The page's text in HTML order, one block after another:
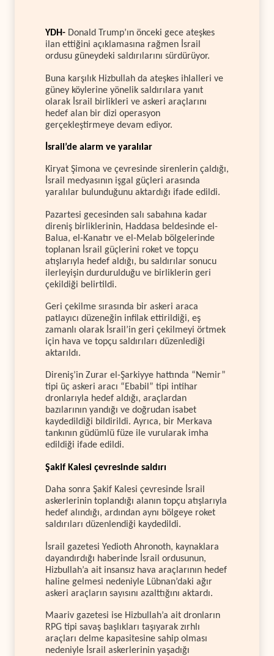
YDH- Donald Trump’ın önceki gece ateşkes
ilan ettiğini açıklamasına rağmen İsrail
ordusu güneydeki saldırılarını sürdürüyor.
Buna karşılık Hizbullah da ateşkes ihlalleri ve
güney köylerine yönelik saldırılara yanıt
olarak İsrail birlikleri ve askeri araçlarını
hedef alan bir dizi operasyon
gerçekleştirmeye devam ediyor.
İsrail’de alarm ve yaralılar
Kiryat Şimona ve çevresinde sirenlerin çaldığı,
İsrail medyasının işgal güçleri arasında
yaralılar bulunduğunu aktardığı ifade edildi.
Pazartesi gecesinden salı sabahına kadar
direniş birliklerinin, Haddasa beldesinde el-
Balua, el-Kanatır ve el-Melab bölgelerinde
toplanan İsrail güçlerini roket ve topçu
atışlarıyla hedef aldığı, bu saldırılar sonucu
ilerleyişin durdurulduğu ve birliklerin geri
çekildiği belirtildi.
Geri çekilme sırasında bir askeri araca
patlayıcı düzeneğin infilak ettirildiği, eş
zamanlı olarak İsrail’in geri çekilmeyi örtmek
için hava ve topçu saldırıları düzenlediği
aktarıldı.
Direniş’in Zurar el-Şarkiyye hattında “Nemir”
tipi üç askeri aracı “Ebabil” tipi intihar
dronlarıyla hedef aldığı, araçlardan
bazılarının yandığı ve doğrudan isabet
kaydedildiği bildirildi. Ayrıca, bir Merkava
tankının güdümlü füze ile vurularak imha
edildiği ifade edildi.
Şakif Kalesi çevresinde saldırı
Daha sonra Şakif Kalesi çevresinde İsrail
askerlerinin toplandığı alanın topçu atışlarıyla
hedef alındığı, ardından aynı bölgeye roket
saldırıları düzenlendiği kaydedildi.
İsrail gazetesi Yedioth Ahronoth, kaynaklara
dayandırdığı haberinde İsrail ordusunun,
Hizbullah’a ait insansız hava araçlarının hedef
haline gelmesi nedeniyle Lübnan’daki ağır
askeri araçların sayısını azalttığını aktardı.
Maariv gazetesi ise Hizbullah’a ait dronların
RPG tipi savaş başlıkları taşıyarak zırhlı
araçları delme kapasitesine sahip olması
nedeniyle İsrail askerlerinin yaşadığı